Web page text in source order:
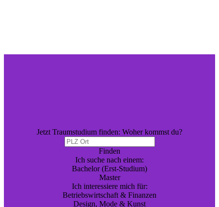
Jetzt Traumstudium finden: Woher kommst du?
Finden
Ich suche nach einem:
Bachelor (Erst-Studium)
Master
Ich interessiere mich für:
Betriebswirtschaft & Finanzen
Design, Mode & Kunst